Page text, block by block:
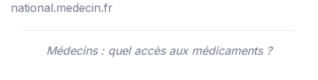
national.medecin.fr
Médecins : quel accès aux médicaments ?